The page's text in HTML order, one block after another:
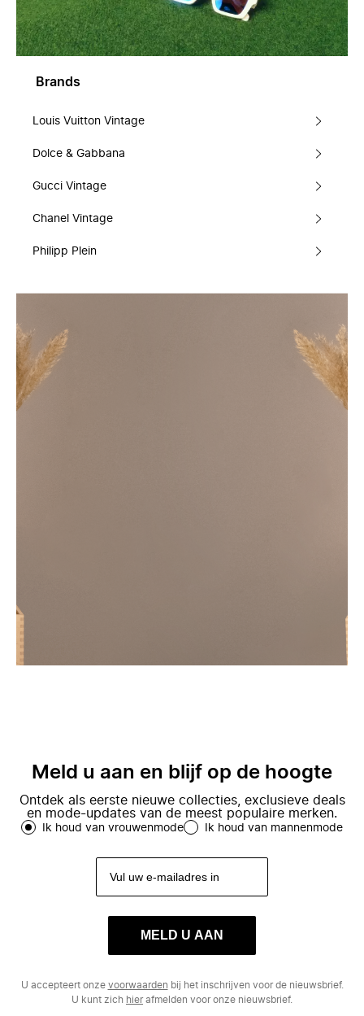
Brands
Louis Vuitton Vintage
Dolce & Gabbana
Gucci Vintage
Chanel Vintage
Philipp Plein
Meld u aan en blijf op de hoogte
Ontdek als eerste nieuwe collecties, exclusieve deals
en mode-updates van de meest populaire merken.
Ik houd van vrouwenmode Ik houd van mannenmode
MELD U AAN
U accepteert onze voorwaarden bij het inschrijven voor de nieuwsbrief.
U kunt zich hierafmelden voor onze nieuwsbrief.